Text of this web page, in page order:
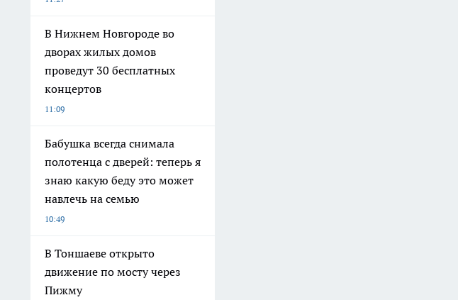
В Нижнем Новгороде во
дворах жилых домов
проведут 30 бесплатных
концертов
11:09
Бабушка всегда снимала
полотенца с дверей: теперь я
знаю какую беду это может
навлечь на семью
10:49
В Тоншаеве открыто
движение по мосту через
Пижму